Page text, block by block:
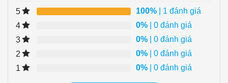
5 100% | 1 đánh giá
4
0% | 0 đánh giá
3
0% | 0 đánh giá
2
0% | 0 đánh giá
1
0% | 0 đánh giá